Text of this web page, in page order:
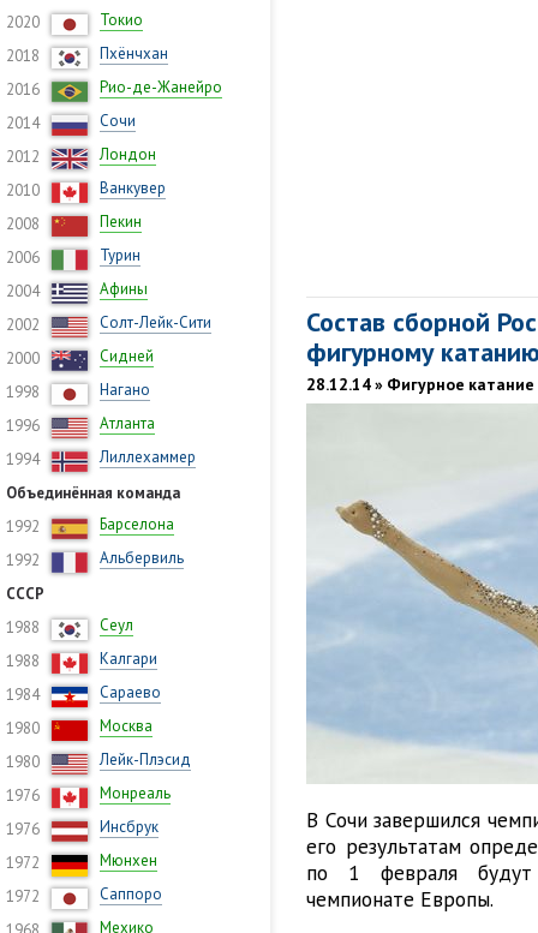
2020
Токио
2018
Пхёнчхан
2016
Рио-де-Жанейро
2014
Сочи
2012
Лондон
2010
Ванкувер
2008
Пекин
2006
Турин
2004
Афины
2002
Солт-Лейк-Сити
2000
Сидней
1998
Нагано
1996
Атланта
1994
Лиллехаммер
Объединённая команда
1992
Барселона
1992
Альбервиль
СССР
1988
Сеул
1988
Калгари
1984
Сараево
1980
Москва
1980
Лейк-Плэсид
1976
Монреаль
1976
Инсбрук
1972
Мюнхен
1972
Саппоро
Мехико
Состав сборной
фигурному
28.12.14 » Фигурное катание
В Сочи завершился
его результатам
по 1 февраля будут
чемпионате Европы.